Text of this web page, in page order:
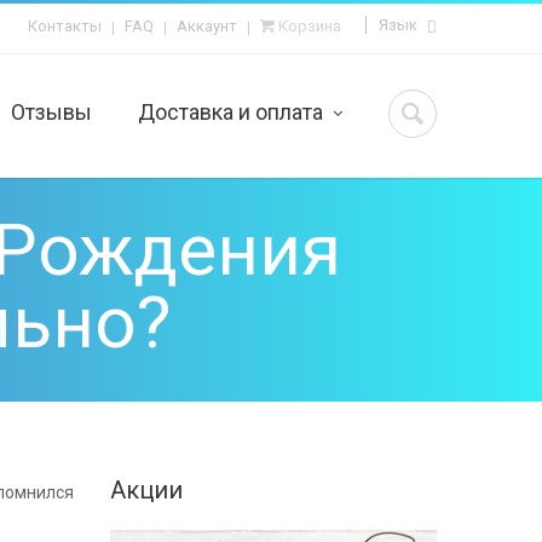
Контакты FAQ Аккаунт Корзина Язык
Отзывы Доставка и оплата
Акции